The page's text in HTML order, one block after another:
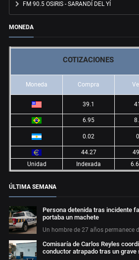
FM 90.5 OSIRIS - SARANDÍ DEL YÍ
MONEDA
COTIZACIONES
Moneda Compra
39.1
6.95
0.02
44.27
Unidad
Indexada
ÚLTIMA SEMANA
Persona detenida tras incidente
portaba un machete
Un hombre de 27 años permanece
Comisaría de Carlos Reyles
conductor atrapado tras un grave